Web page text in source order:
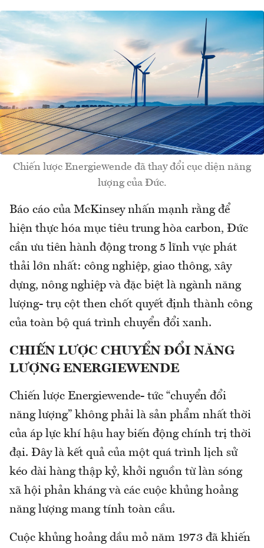
Chiến lược Energiewende đã thay đổi cục diện năng
lượng của Đức.
Báo cáo của McKinsey nhấn mạnh rằng để
hiện thực hóa mục tiêu trung hòa carbon, Đức
cần ưu tiên hành động trong 5 lĩnh vực phát
thải lớn nhất: công nghiệp, giao thông, xây
dựng, nông nghiệp và đặc biệt là ngành năng
lượng- trụ cột then chốt quyết định thành công
của toàn bộ quá trình chuyển đổi xanh.
CHIẾN LƯỢC CHUYỂN ĐỔI NĂNG
LƯỢNG ENERGIEWENDE
Chiến lược Energiewende- tức “chuyển đổi
năng lượng” không phải là sản phẩm nhất thời
của áp lực khí hậu hay biến động chính trị thời
đại. Đây là kết quả của một quá trình lịch sử
kéo dài hàng thập kỷ, khởi nguồn từ làn sóng
xã hội phản kháng và các cuộc khủng hoảng
năng lượng mang tính toàn cầu.
Cuộc khủng hoảng dầu mỏ năm 1973 đã khiến